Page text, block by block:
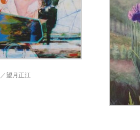
望月正江